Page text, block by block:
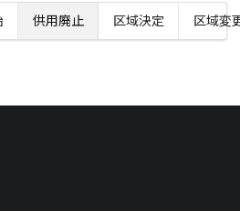
供用廃止 区域決定 区域変